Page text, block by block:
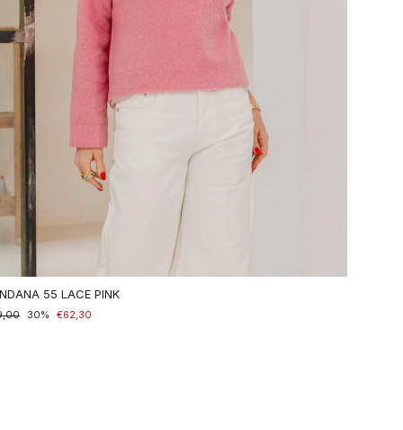
55 LACE PINK
30% €62,30